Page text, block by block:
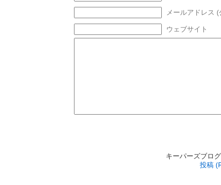
メールアドレス
ウェブサイト
キーパーズブロ
投稿